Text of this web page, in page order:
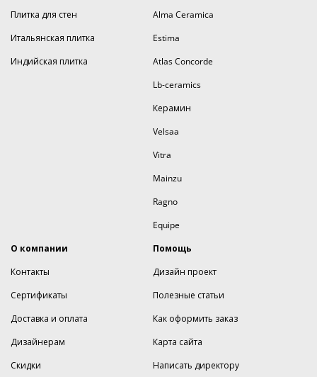
Плитка для стен
Итальянская плитка
Индийская плитка
Alma Ceramica
Estima
Atlas Concorde
Lb-ceramics
Керамин
Velsaa
Vitra
Mainzu
Ragno
Equipe
О компании
Контакты
Сертификаты
Доставка и оплата
Дизайнерам
Скидки
Помощь
Дизайн проект
Полезные статьи
Как оформить заказ
Карта сайта
Написать директору